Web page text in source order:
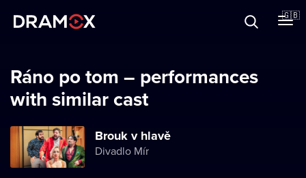
🇬🇧
Register
Ráno po tom – performances
with similar cast
Brouk v hlavě
Divadlo Mír